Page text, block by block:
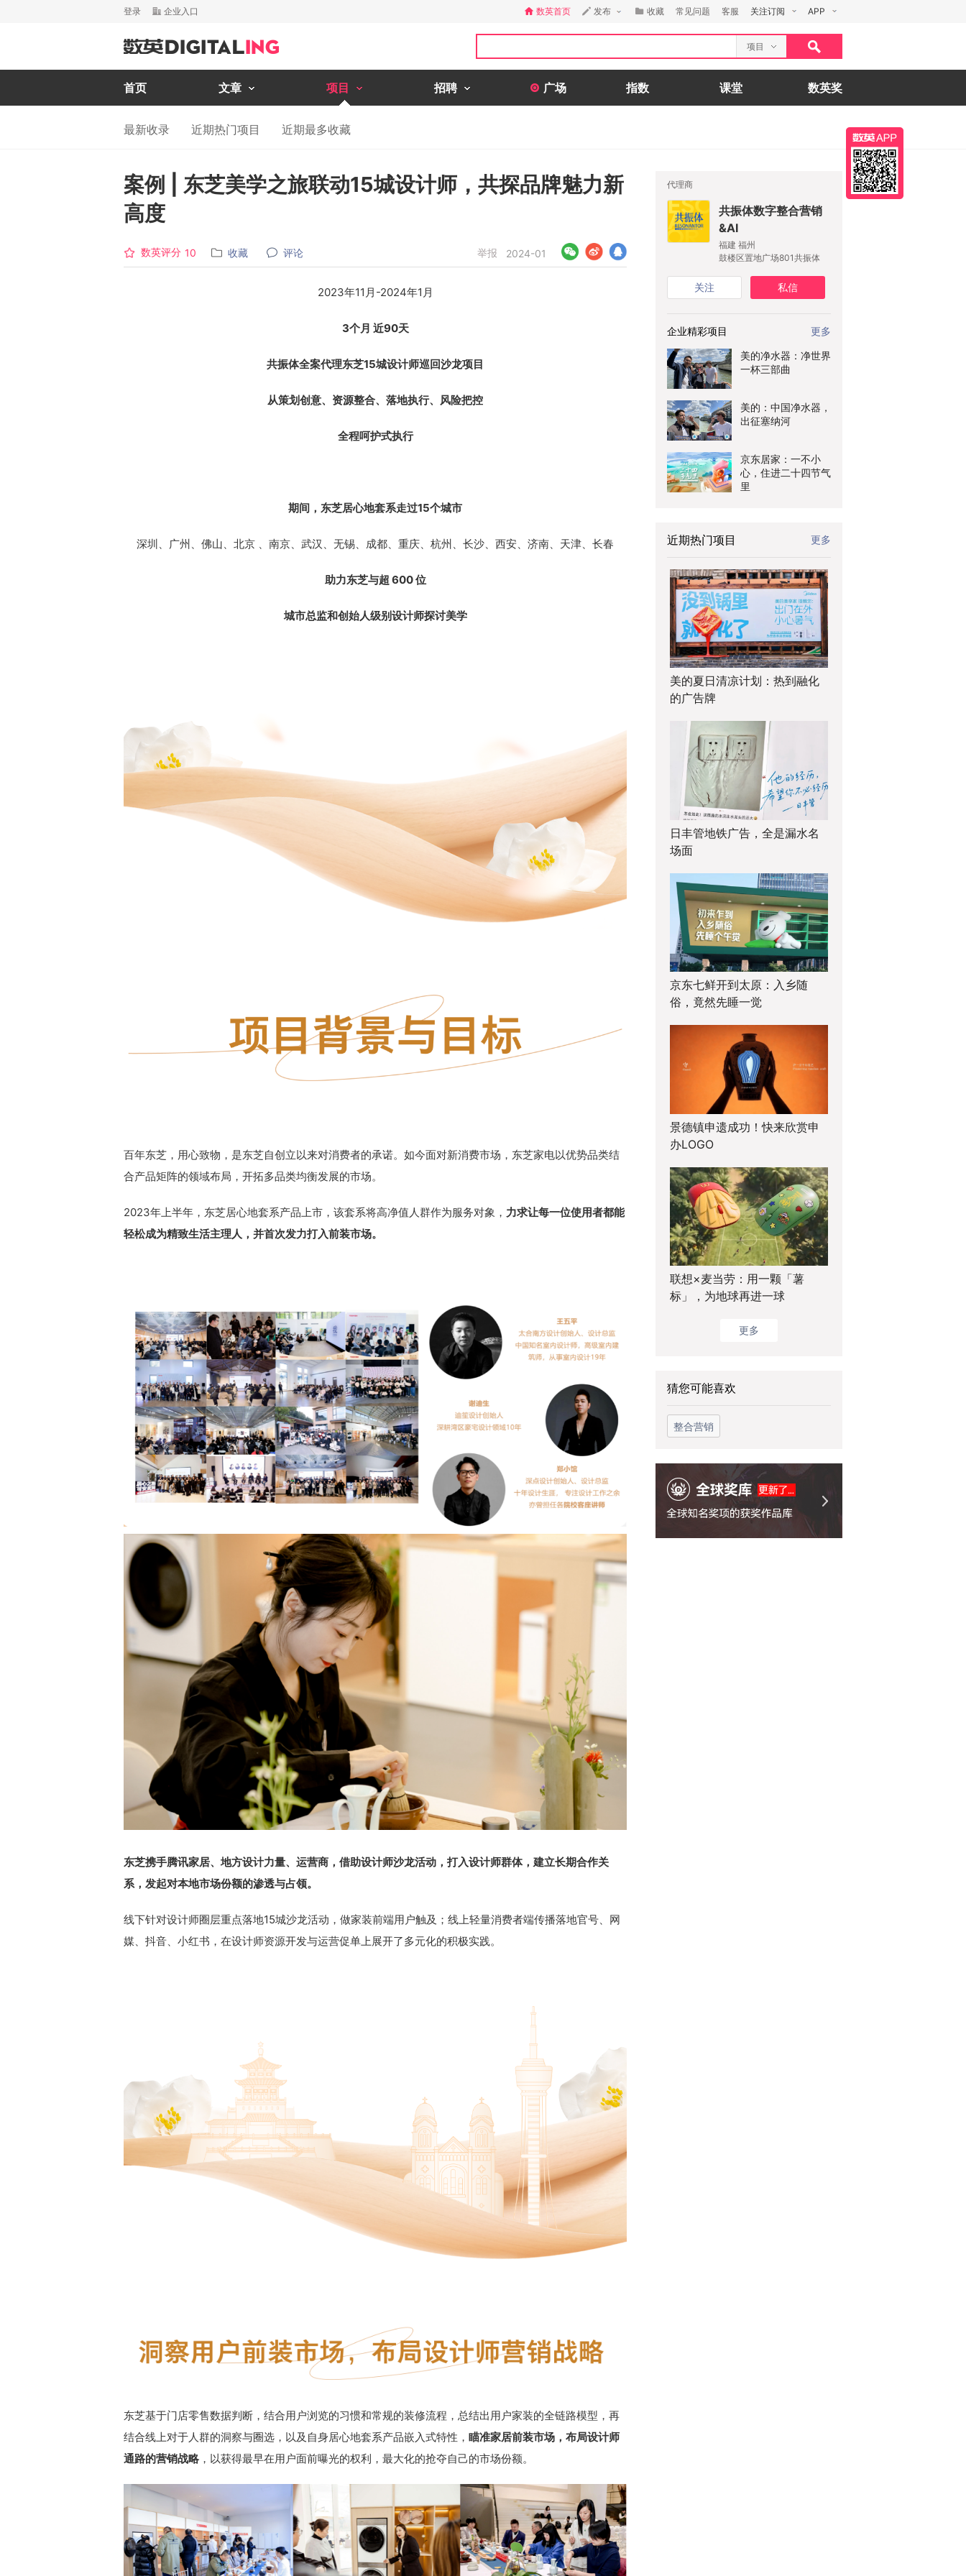
登录 企业入口 数英首页 发布 收藏 常见问题 客服 关注订阅 APP
项目
首页 文章 项目 招聘 广场 指数 课堂 数英奖
最新收录 近期热门项目 近期最多收藏
案例 | 东芝美学之旅联动15城设计师，共探品牌魅力新
高度
数英评分 10 收藏 评论 举报 2024-01
2023年11月-2024年1月
3个月 近90天
共振体全案代理东芝15城设计师巡回沙龙项目
从策划创意、资源整合、落地执行、风险把控
全程呵护式执行
期间，东芝居心地套系走过15个城市
深圳、广州、佛山、北京 、南京、武汉、无锡、成都、重庆、杭州、长沙、西安、济南、天津、长春
助力东芝与超 600 位
城市总监和创始人级别设计师探讨美学
百年东芝，用心致物，是东芝自创立以来对消费者的承诺。如今面对新消费市场，东芝家电以优势品类结
合产品矩阵的领域布局，开拓多品类均衡发展的市场。
2023年上半年，东芝居心地套系产品上市，该套系将高净值人群作为服务对象， 力求让每一位使用者都能
轻松成为精致生活主理人，并首次发力打入前装市场。
东芝携手腾讯家居、地方设计力量、运营商，借助设计师沙龙活动，打入设计师群体，建立长期合作关
系，发起对本地市场份额的渗透与占领。
线下针对设计师圈层重点落地15城沙龙活动，做家装前端用户触及；线上轻量消费者端传播落地官号、网
媒、抖音、小红书，在设计师资源开发与运营促单上展开了多元化的积极实践。
东芝基于门店零售数据判断，结合用户浏览的习惯和常规的装修流程，总结出用户家装的全链路模型，再
结合线上对于人群的洞察与圈选，以及自身居心地套系产品嵌入式特性， 瞄准家居前装市场，布局设计师
通路的营销战略 ，以获得最早在用户面前曝光的权利，最大化的抢夺自己的市场份额。
代理商
共振体数字整合营销
&AI
福建 福州
鼓楼区置地广场801共振体
关注 私信
企业精彩项目 更多
美的净水器：净世界
一杯三部曲
美的：中国净水器，
出征塞纳河
京东居家：一不小
心，住进二十四节气
里
近期热门项目 更多
美的夏日清凉计划：热到融化
的广告牌
日丰管地铁广告，全是漏水名
场面
京东七鲜开到太原：入乡随
俗，竟然先睡一觉
景德镇申遗成功！快来欣赏申
办LOGO
联想×麦当劳：用一颗「薯
标」，为地球再进一球
更多
猜您可能喜欢
整合营销